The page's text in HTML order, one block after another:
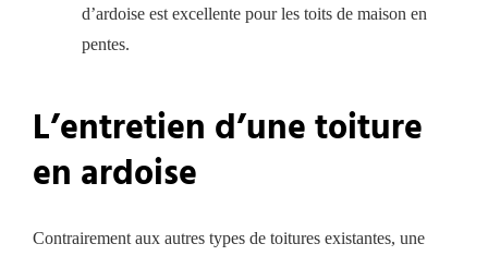
d’ardoise est excellente pour les toits de maison en
pentes.
L’entretien d’une toiture
en ardoise
Contrairement aux autres types de toitures existantes, une